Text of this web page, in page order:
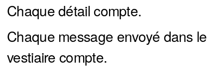
Chaque détail compte.
Chaque message envoyé dans le
vestiaire compte.